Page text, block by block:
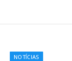
NOTÍCIAS